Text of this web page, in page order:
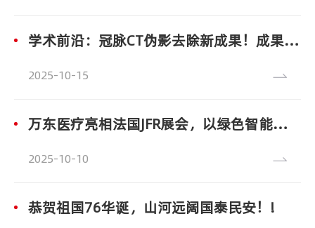
学术前沿：冠脉CT伪影去除新成果！成果收录于Journal of Imaging Informatics in Medicine!
10-15
2025
万东医疗亮相法国JFR展会，以绿色智能引领影像新路径!
10-10
2025
恭贺祖国76华诞，山河远阔国泰民安！!